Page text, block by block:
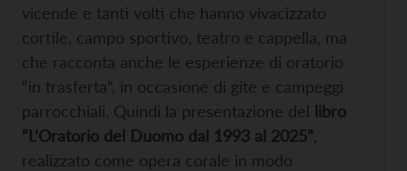
vicende e tanti volti che hanno vivacizzato
cortile, campo sportivo, teatro e cappella, ma
che racconta anche le esperienze di oratorio
“in trasferta”, in occasione di gite e campeggi
parrocchiali. Quindi la presentazione del libro
“L’Oratorio del Duomo dal 1993 al 2025”
realizzato come opera corale in modo